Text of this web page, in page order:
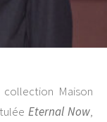
collection Maison
Eternal Now,